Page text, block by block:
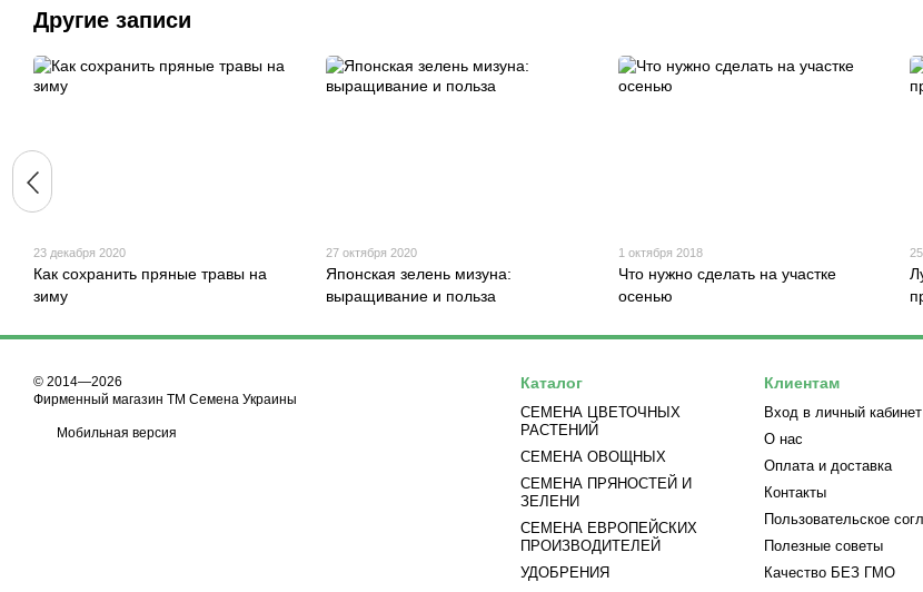
Другие записи
23 декабря 2020
Как сохранить пряные травы на
зиму
27 октября 2020
Японская зелень мизуна:
выращивание и польза
1 октября 2018
Что нужно сделать на участке
осенью
© 2014—2026
Фирменный магазин ТМ Семена Украины
Мобильная версия
Каталог
СЕМЕНА ЦВЕТОЧНЫХ
РАСТЕНИЙ
СЕМЕНА ОВОЩНЫХ
СЕМЕНА ПРЯНОСТЕЙ И
ЗЕЛЕНИ
СЕМЕНА ЕВРОПЕЙСКИХ
ПРОИЗВОДИТЕЛЕЙ
УДОБРЕНИЯ
Клиентам
Вход в личный кабинет
О нас
Оплата и доставка
Контакты
Пользовательское
Полезные советы
Качество БЕЗ ГМО